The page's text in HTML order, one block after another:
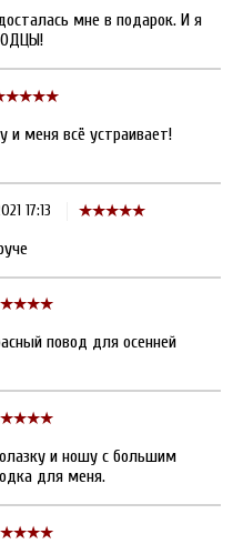
мне в подарок. И я
и меня всё устраивает!
17:13
повод для осенней
и ношу с большим
для меня.